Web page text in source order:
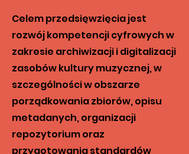
Celem przedsięwzięcia jest
rozwój kompetencji cyfrowych w
zakresie archiwizacji i digitalizacji
zasobów kultury muzycznej, w
szczególności w obszarze
porządkowania zbiorów, opisu
metadanych, organizacji
repozytorium oraz
przygotowania standardów